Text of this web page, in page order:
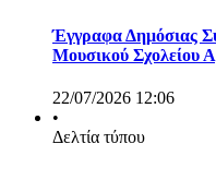
Έγγραφα Δημόσιας
Μουσικού Σχολείου
22/07/2026 12:06
•
Δελτία τύπου